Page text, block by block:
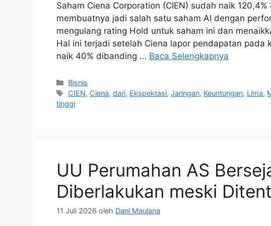
Saham Ciena Corporation (CIEN) sudah naik
membuatnya jadi salah satu saham AI dengan
mengulang rating Hold untuk saham ini dan
Hal ini terjadi setelah Ciena lapor pendapatan pada
naik 40% dibanding … Baca Selengkapnya
Kategori
Bisnis
Tag
CIEN, Ciena,dari, Ekspektasi,Jaringan, Keuntungan, Lima,
tinggi
UU Perumahan AS
Diberlakukan meski
11 Juli 2026 oleh Dani Maulana